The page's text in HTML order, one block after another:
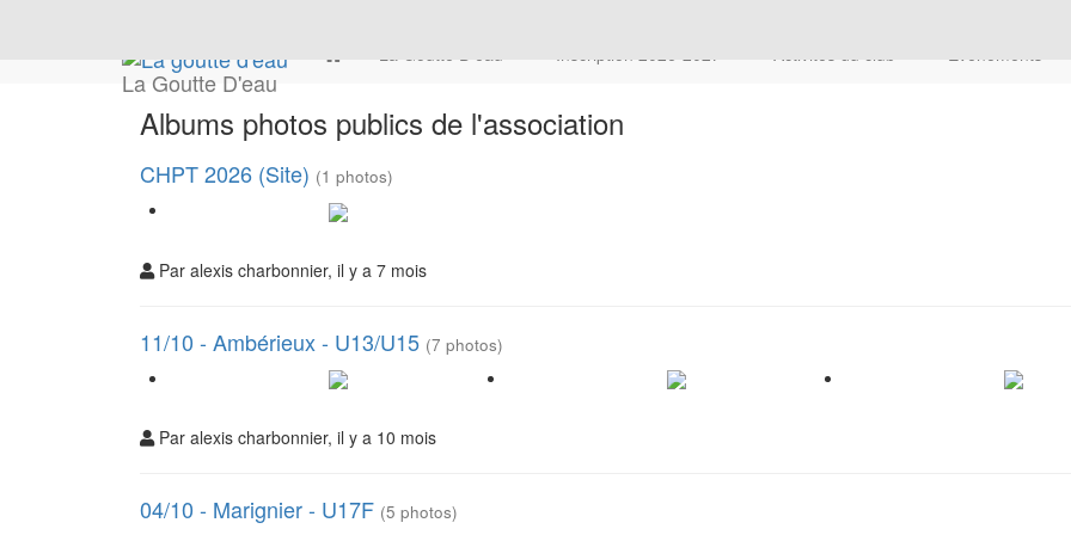
La Goutte D'eau
La Goutte D'eau Inscription 2026-2027 Activités du club Évènements
Albums photos publics de l'association
CHPT 2026 (Site) (1 photos)
Par alexis charbonnier, il y a 7 mois
11/10 - Ambérieux - U13/U15 (7 photos)
Par alexis charbonnier, il y a 10 mois
04/10 - Marignier - U17F (5 photos)